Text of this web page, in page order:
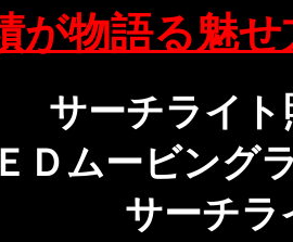
が物語る魅
サーチライト
Ｄムービング
サーチラ